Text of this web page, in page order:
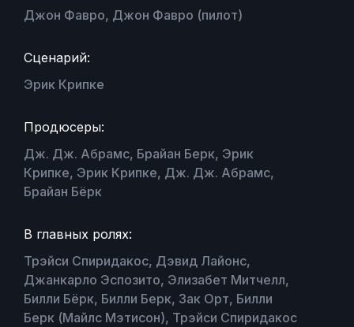
Джон Фавро, Джон Фавро (пилот)
Сценарий:
Эрик Крипке
Продюсеры:
Дж. Дж. Абрамс, Брайан Берк, Эрик
Крипке, Эрик Крипке, Дж. Дж. Абрамс,
Брайан Бёрк
В главных ролях:
Трэйси Спиридакос, Дэвид Лайонс,
Джанкарло Эспозито, Элизабет Митчелл,
Билли Бёрк, Билли Берк, Зак Орт, Билли
Берк (Майлс Мэтисон), Трэйси Спиридакос